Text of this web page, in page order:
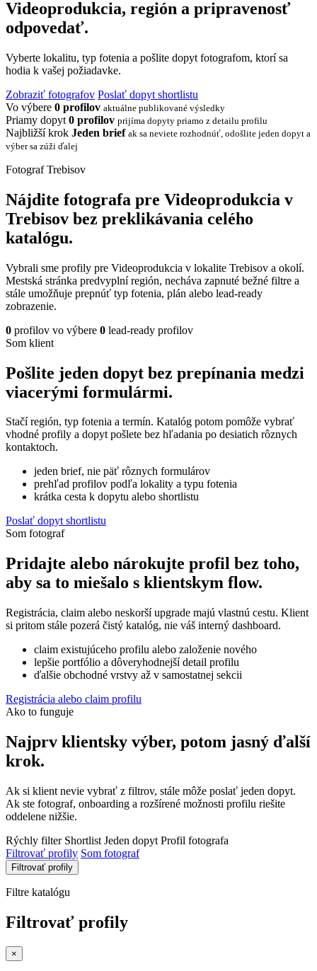
Videoprodukcia, región a pripravenosť
odpovedať.
Vyberte lokalitu, typ fotenia a pošlite dopyt fotografom, ktorí sa
hodia k vašej požiadavke.
Zobraziť fotografov Poslať dopyt shortlistu
Vo výbere 0 profilov aktuálne publikované výsledky
Priamy dopyt 0 profilov prijíma dopyty priamo z detailu profilu
Najbližší krok Jeden brief ak sa neviete rozhodnúť, odošlite jeden dopyt a
výber sa zúži ďalej
Fotograf Trebisov
Nájdite fotografa pre Videoprodukcia v
Trebisov bez preklikávania celého
katalógu.
Vybrali sme profily pre Videoprodukcia v lokalite Trebisov a okolí.
Mestská stránka predvyplní región, necháva zapnuté bežné filtre a
stále umožňuje prepnúť typ fotenia, plán alebo lead-ready
zobrazenie.
0 profilov vo výbere 0 lead-ready profilov
Som klient
Pošlite jeden dopyt bez prepínania medzi
viacerými formulármi.
Stačí región, typ fotenia a termín. Katalóg potom pomôže vybrať
vhodné profily a dopyt pošlete bez hľadania po desiatich rôznych
kontaktoch.
jeden brief, nie päť rôznych formulárov
prehľad profilov podľa lokality a typu fotenia
krátka cesta k dopytu alebo shortlistu
Poslať dopyt shortlistu
Som fotograf
Pridajte alebo nárokujte profil bez toho,
aby sa to miešalo s klientskym flow.
Registrácia, claim alebo neskorší upgrade majú vlastnú cestu. Klient
si pritom stále pozerá čistý katalóg, nie váš interný dashboard.
claim existujúceho profilu alebo založenie nového
lepšie portfólio a dôveryhodnejší detail profilu
ďalšie obchodné vrstvy až v samostatnej sekcii
Registrácia alebo claim profilu
Ako to funguje
Najprv klientsky výber, potom jasný ďalší
krok.
Ak si klient nevie vybrať z filtrov, stále môže poslať jeden dopyt.
Ak ste fotograf, onboarding a rozšírené možnosti profilu riešite
oddelene nižšie.
Rýchly filter Shortlist Jeden dopyt Profil fotografa
Filtrovať profily Som fotograf
Filtrovať profily
Filtre katalógu
Filtrovať profily
×